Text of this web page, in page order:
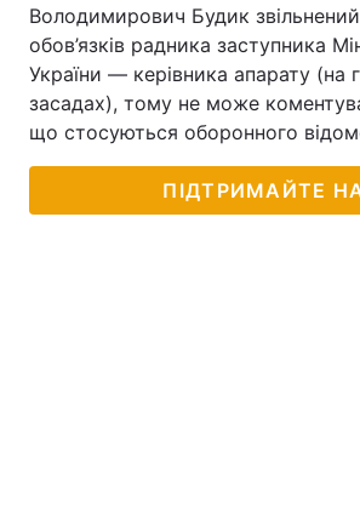
Володимирович Будик
обов’язків радника заступника
України — керівника апарату (на
засадах), тому не може
що стосуються оборонного
ПІДТРИМАЙТЕ